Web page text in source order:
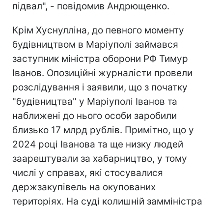
підвал", - повідомив Андрющенко.
Крім Хуснулліна, до певного моменту
будівництвом в Маріуполі займався
заступник міністра оборони РФ Тимур
Іванов. Опозиційні журналісти провели
розслідування і заявили, що з початку
"будівництва" у Маріуполі Іванов та
наближені до нього особи заробили
близько 17 млрд рублів. Примітно, що у
2024 році Іванова та ще низку людей
заарештували за хабарництво, у тому
числі у справах, які стосувалися
держзакупівель на окупованих
територіях. На суді колишній замміністра